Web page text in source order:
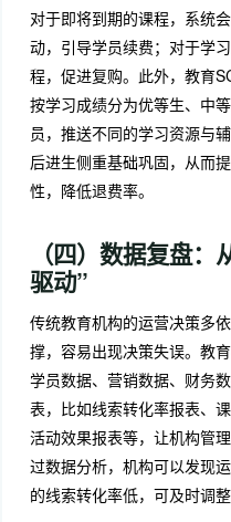
对于即将到期的课程，系统
动，引导学员续费；对于学
程，促进复购。此外，教育
按学习成绩分为优等生、中
员，推送不同的学习资源与
后进生侧重基础巩固，从而
性，降低退费率。
（四）数据复盘
驱动”
传统教育机构的运营决策多
撑，容易出现决策失误。教
学员数据、营销数据、财务
表，比如线索转化率报表、
活动效果报表等，让机构管
过数据分析，机构可以发现
的线索转化率低，可及时调整